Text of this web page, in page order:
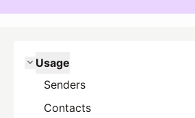
Usage
Senders
Contacts